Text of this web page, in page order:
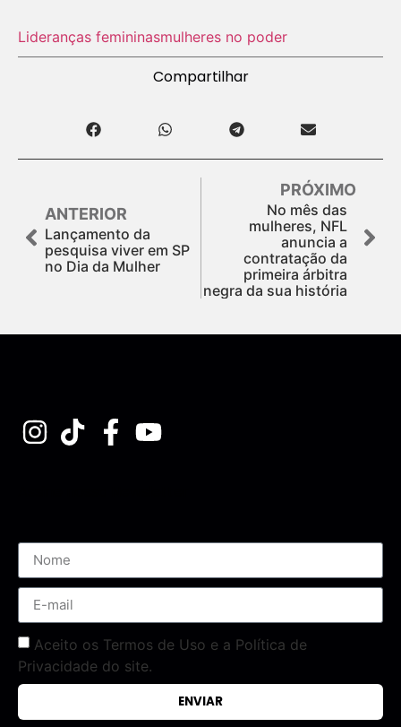
Lideranças femininasmulheres no poder
Compartilhar
ANTERIOR
Lançamento da
pesquisa viver em SP
no Dia da Mulher
PRÓXIMO
No mês das
mulheres, NFL
anuncia a
contratação da
primeira árbitra
negra da sua história
Aceito os Termos de Uso e a Política de
Privacidade do site.
ENVIAR